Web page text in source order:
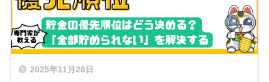
2025年11月28日